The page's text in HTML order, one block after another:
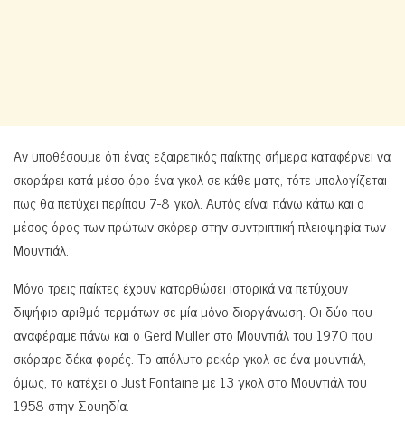
Αν υποθέσουμε ότι ένας εξαιρετικός παίκτης σήμερα καταφέρνει να
σκοράρει κατά μέσο όρο ένα γκολ σε κάθε ματς, τότε υπολογίζεται
πως θα πετύχει περίπου 7-8 γκολ. Αυτός είναι πάνω κάτω και ο
μέσος όρος των πρώτων σκόρερ στην συντριπτική πλειοψηφία των
Μουντιάλ.
Μόνο τρεις παίκτες έχουν κατορθώσει ιστορικά να πετύχουν
διψήφιο αριθμό τερμάτων σε μία μόνο διοργάνωση. Οι δύο που
αναφέραμε πάνω και ο Gerd Muller στο Μουντιάλ του 1970 που
σκόραρε δέκα φορές. Το απόλυτο ρεκόρ γκολ σε ένα μουντιάλ,
όμως, το κατέχει ο Just Fontaine με 13 γκολ στο Μουντιάλ του
1958 στην Σουηδία.